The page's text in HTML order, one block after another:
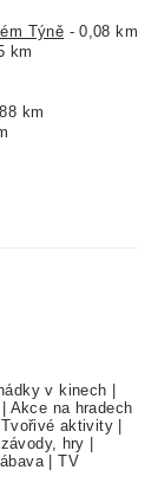
Týně - 0,08 km
km
km
v kinech
Akce na hradech
Tvořivé aktivity
hry
|TV